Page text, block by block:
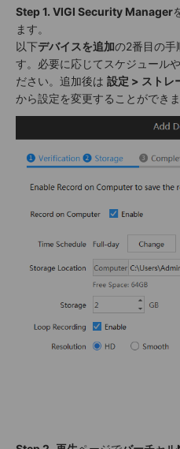
Step 1. VIGI Security Manager
ます。
以下デバイスを追加の2番目の手
す。必要に応じてスケジュール
ださい。追加後は 設定 > ストレ
から設定を変更することができま